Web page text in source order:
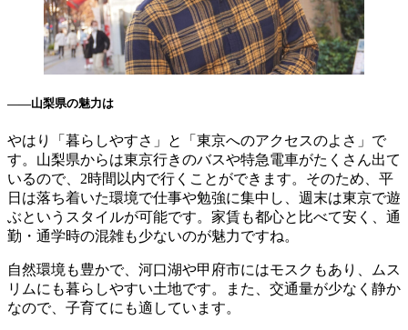
――山梨県の魅力は
やはり「暮らしやすさ」と「東京へのアクセスのよさ」で
す。山梨県からは東京行きのバスや特急電車がたくさん出て
いるので、2時間以内で行くことができます。そのため、平
日は落ち着いた環境で仕事や勉強に集中し、週末は東京で遊
ぶというスタイルが可能です。家賃も都心と比べて安く、通
勤・通学時の混雑も少ないのが魅力ですね。
自然環境も豊かで、河口湖や甲府市にはモスクもあり、ムス
リムにも暮らしやすい土地です。また、交通量が少なく静か
なので、子育てにも適しています。